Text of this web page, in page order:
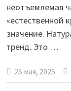
неотъемлемая
«естественной
значение.
тренд. Это …
25 мая, 2025